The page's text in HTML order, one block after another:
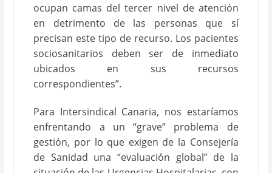
ocupan camas del tercer nivel de atención
en detrimento de las personas que sí
precisan este tipo de recurso. Los pacientes
sociosanitarios deben ser de inmediato
ubicados en sus recursos
correspondientes”.
Para Intersindical Canaria, nos estaríamos
enfrentando a un “grave” problema de
gestión, por lo que exigen de la Consejería
de Sanidad una “evaluación global” de la